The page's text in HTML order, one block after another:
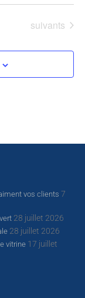
Évènements
suivants
vos clients 7
28 juillet 2026
28 juillet 2026
vitrine 17 juillet